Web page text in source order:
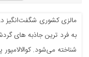
مالزی کشوری شگفت‌انگیز
به فرد ترین جاذبه های
شناخته می‌شود.